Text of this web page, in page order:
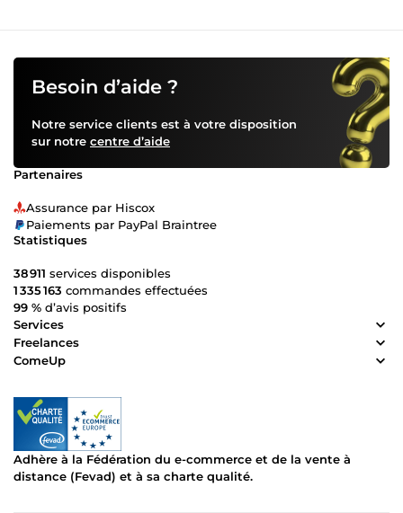
version optimisée, tu ne postuleras plus jamais “à
l’aveugle”.
Besoin d’aide ?
Notre service clients est à votre disposition
sur notre centre d’aide
Partenaires
Assurance par Hiscox
Paiements par PayPal Braintree
Statistiques
38 911 services disponibles
1 335 163 commandes effectuées
99 % d’avis positifs
Services
Freelances
ComeUp
Adhère à la Fédération du e-commerce et de la vente à
distance (Fevad) et à sa charte qualité.